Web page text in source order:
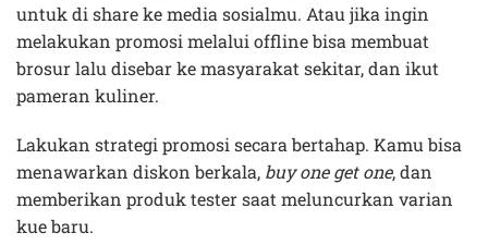
untuk di share ke media sosialmu. Atau jika ingin
melakukan promosi melalui offline bisa membuat
brosur lalu disebar ke masyarakat sekitar, dan ikut
pameran kuliner.
Lakukan strategi promosi secara bertahap. Kamu bisa
menawarkan diskon berkala, buy one get one, dan
memberikan produk tester saat meluncurkan varian
kue baru.